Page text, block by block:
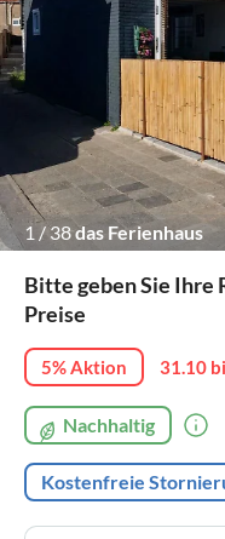
1 /38das Ferienhaus
Bitte geben Sie Ihre
Preise
5% Aktion 31.10
Nachhaltig
Kostenfreie